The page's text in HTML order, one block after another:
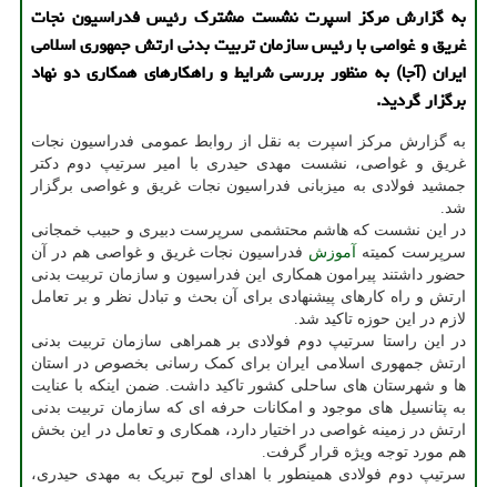
به گزارش مرکز اسپرت نشست مشترک رئیس فدراسیون نجات
غریق و غواصی با رئیس سازمان تربیت بدنی ارتش جمهوری اسلامی
ایران (آجا) به منظور بررسی شرایط و راهکارهای همکاری دو نهاد
برگزار گردید.
به گزارش مرکز اسپرت به نقل از روابط عمومی فدراسیون نجات
غریق و غواصی، نشست مهدی حیدری با امیر سرتیپ دوم دکتر
جمشید فولادی به میزبانی فدراسیون نجات غریق و غواصی برگزار
شد.
در این نشست که هاشم محتشمی سرپرست دبیری و حبیب خمجانی
سرپرست کمیته
آموزش فدراسیون نجات غریق و غواصی هم در آن
حضور داشتند پیرامون همکاری این فدراسیون و سازمان تربیت بدنی
ارتش و راه کارهای پیشنهادی برای آن بحث و تبادل نظر و بر تعامل
لازم در این حوزه تاکید شد.
در این راستا سرتیپ دوم فولادی بر همراهی سازمان تربیت بدنی
ارتش جمهوری اسلامی ایران برای کمک رسانی بخصوص در استان
ها و شهرستان های ساحلی کشور تاکید داشت. ضمن اینکه با عنایت
به پتانسیل های موجود و امکانات حرفه ای که سازمان تربیت بدنی
ارتش در زمینه غواصی در اختیار دارد، همکاری و تعامل در این بخش
هم مورد توجه ویژه قرار گرفت.
سرتیپ دوم فولادی همینطور با اهدای لوح تبریک به مهدی حیدری،